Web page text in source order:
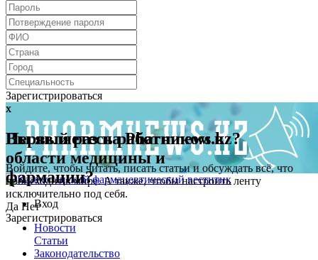
Зарегистрироваться
x
Первый раз на Pharmnews.kz?
Войдите, чтобы читать, писать статьи и обсуждать всё, что
происходит в мире. А также, чтобы настроить ленту
исключительно под себя.
Зарегистрироваться
x
Вы являетесь работником в
области медицины и
фармации?
Да НетВход
Новости
Статьи
Законодательство